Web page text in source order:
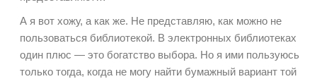
А я вот хожу, а как же. Не представляю, как можно не
пользоваться библиотекой. В электронных библиотеках
один плюс — это богатство выбора. Но я ими пользуюсь
только тогда, когда не могу найти бумажный вариант той